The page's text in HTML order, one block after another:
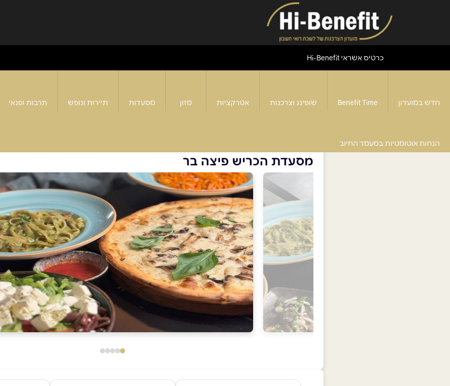
כרטיס אשראי Hi-Benefit
חדש במועדון Benefit Time שופינג וצרכנות אטרקציות מזון מסעדות תיירות ונופש תרבות ופנאי
הנחות אוטומטיות במעמד החיוב
מסעדת הכריש פיצה בר